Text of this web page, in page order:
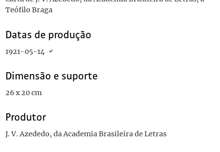
Teófilo Braga
Datas de produção
1921-05-14
Dimensão e suporte
26 x 20 cm
Produtor
J. V. Azededo, da Academia Brasileira de Letras